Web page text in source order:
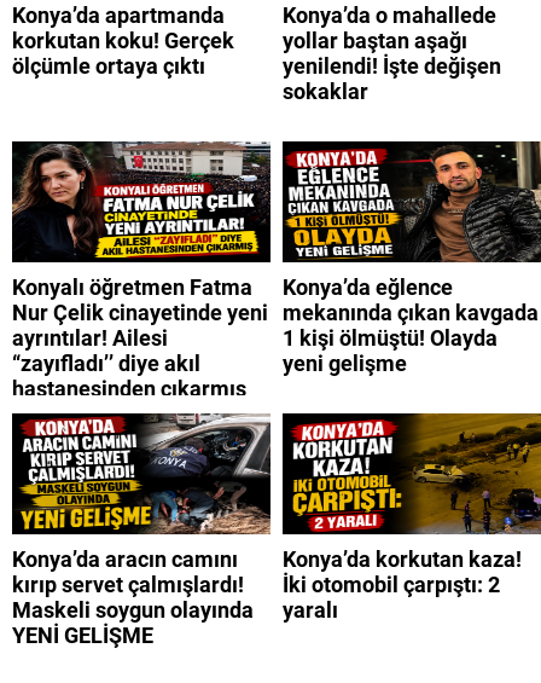
Konya’da apartmanda
korkutan koku! Gerçek
ölçümle ortaya çıktı
Konya’da o mahallede
yollar baştan aşağı
yenilendi! İşte değişen
sokaklar
Konyalı öğretmen Fatma
Nur Çelik cinayetinde yeni
ayrıntılar! Ailesi
“zayıfladı’’ diye akıl
hastanesinden çıkarmış
Konya’da eğlence
mekanında çıkan kavgada
1 kişi ölmüştü! Olayda
yeni gelişme
Konya’da aracın camını
kırıp servet çalmışlardı!
Maskeli soygun olayında
YENİ GELİŞME
Konya’da korkutan kaza!
İki otomobil çarpıştı: 2
yaralı